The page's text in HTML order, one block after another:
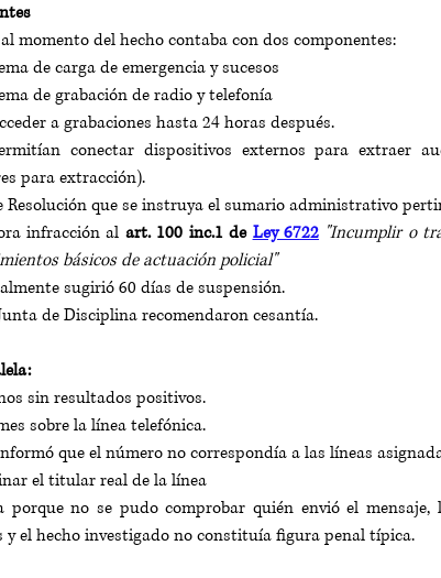
momento del hecho contaba con dos componentes:
de carga de emergencia y sucesos
de grabación de radio y telefonía
a grabaciones hasta 24 horas después.
conectar dispositivos externos para extraer
para extracción).
Resolución que se instruya el sumario administrativo
infracción al art. 100 inc.1 de Ley 6722 "Incumplir o
básicos de actuación policial"
sugirió 60 días de suspensión.
de Disciplina recomendaron cesantía.
sin resultados positivos.
sobre la línea telefónica.
que el número no correspondía a las líneas
el titular real de la línea
porque no se pudo comprobar quién envió el mensaje,
el hecho investigado no constituía figura penal típica.